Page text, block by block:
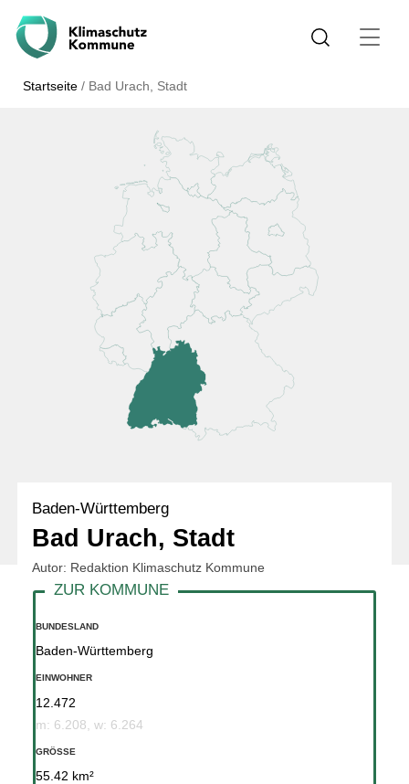
Startseite / Bad Urach, Stadt
Baden-Württemberg
Bad Urach, Stadt
Autor: Redaktion Klimaschutz Kommune
BUNDESLAND
Baden-Württemberg
EINWOHNER
12.472
m: 6.208, w: 6.264
GRÖSSE
55.42 km²